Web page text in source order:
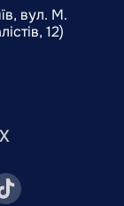
вул. М.
12)